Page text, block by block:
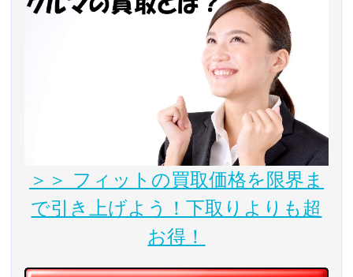
＞＞ フィットの買取価格を限界ま
で引き上げよう！下取りよりも超
お得！